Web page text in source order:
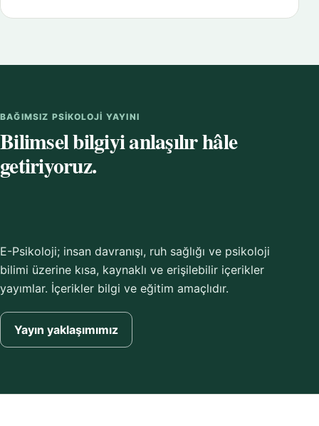
BAĞIMSIZ PSIKOLOJI YAYINI
Bilimsel bilgiyi anlaşılır hâle
getiriyoruz.
E-Psikoloji; insan davranışı, ruh sağlığı ve psikoloji
bilimi üzerine kısa, kaynaklı ve erişilebilir içerikler
yayımlar. İçerikler bilgi ve eğitim amaçlıdır.
Yayın yaklaşımımız